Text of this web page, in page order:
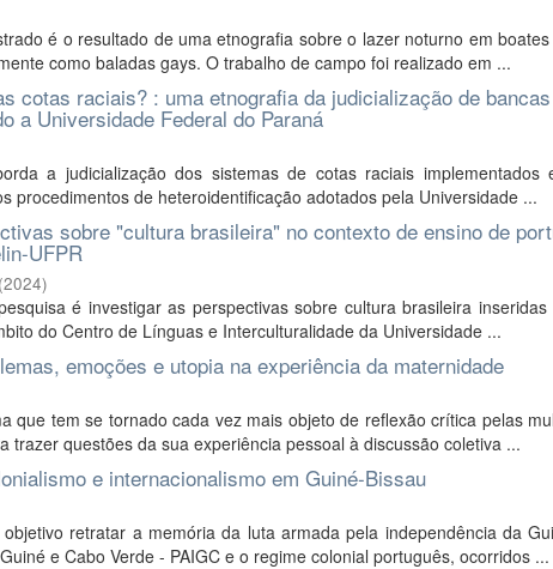
é o resultado de uma etnografia sobre o lazer noturno em
como baladas gays. O trabalho de campo foi realizado em ...
cotas raciais? : uma etnografia da judicialização de
a Universidade Federal do Paraná
a judicialização dos sistemas de cotas raciais implementados
procedimentos de heteroidentificação adotados pela Universidade ...
sobre "cultura brasileira" no contexto de ensino de
UFPR
(2024)
é investigar as perspectivas sobre cultura brasileira
do Centro de Línguas e Interculturalidade da Universidade ...
emoções e utopia na experiência da maternidade
que tem se tornado cada vez mais objeto de reflexão crítica pelas
trazer questões da sua experiência pessoal à discussão coletiva ...
e internacionalismo em Guiné-Bissau
retratar a memória da luta armada pela independência da
e Cabo Verde - PAIGC e o regime colonial português, ocorridos ...